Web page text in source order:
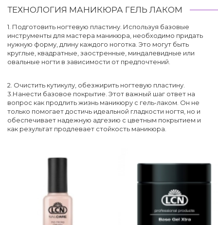
ТЕХНОЛОГИЯ МАНИКЮРА ГЕЛЬ ЛАКОМ
1. Подготовить ногтевую пластину. Используя базовые
инструменты для мастера маникюра, необходимо придать
нужную форму, длину каждого ноготка. Это могут быть
круглые, квадратные, заостренные, миндалевидные или
овальные ногти в зависимости от предпочтений.
2. Очистить кутикулу, обезжирить ногтевую пластину.
3.Нанести базовое покрытие. Этот важный шаг ответ на
вопрос как продлить жизнь маникюру с гель-лаком. Он не
только помогает достичь идеальной гладкости ногтя, но и
обеспечивает надежную адгезию с цветным покрытием и
как результат продлевает стойкость маникюра.